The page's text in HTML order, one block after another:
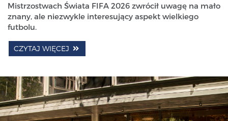
Mistrzostwach Świata FIFA 2026 zwrócił uwagę na mało
znany, ale niezwykle interesujący aspekt wielkiego
futbolu.
CZYTAJ WIĘCEJ